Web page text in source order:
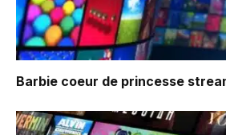
Barbie coeur de princesse